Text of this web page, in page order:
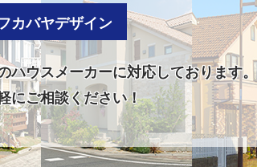
カバヤデザイン
ハウスメーカーに対応しております。
にご相談ください！